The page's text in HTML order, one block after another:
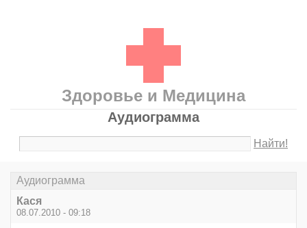
Здоровье и Медицина
Аудиограмма
Найти!
Аудиограмма
Кася
08.07.2010 - 09:18